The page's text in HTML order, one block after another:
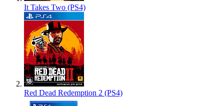
It Takes Two (PS4)
Red Dead Redemption 2 (PS4)